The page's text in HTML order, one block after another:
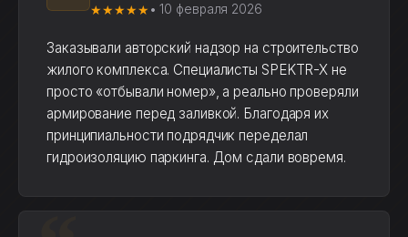
★★★★★ • 10 февраля 2026
Заказывали авторский надзор на строительство
жилого комплекса. Специалисты SPEKTR-X не
просто «отбывали номер», а реально проверяли
армирование перед заливкой. Благодаря их
принципиальности подрядчик переделал
гидроизоляцию паркинга. Дом сдали вовремя.